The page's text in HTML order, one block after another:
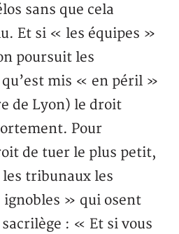
sans que cela
Et si « les équipes »
poursuit les
qu’est mis « en péril »
de Lyon) le droit
Pour
de tuer le plus petit,
tribunaux les
» qui osent
: « Et si vous